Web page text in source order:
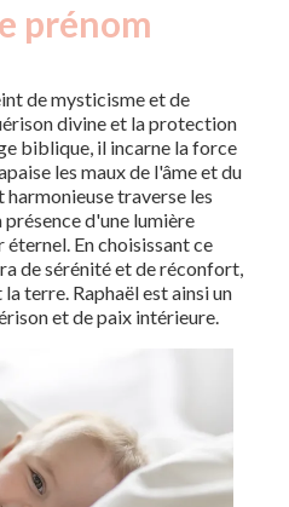
prénom
de mysticisme et de
divine et la protection
biblique, il incarne la force
les maux de l'âme et du
harmonieuse traverse les
présence d'une lumière
En choisissant ce
de sérénité et de réconfort,
terre. Raphaël est ainsi un
et de paix intérieure.